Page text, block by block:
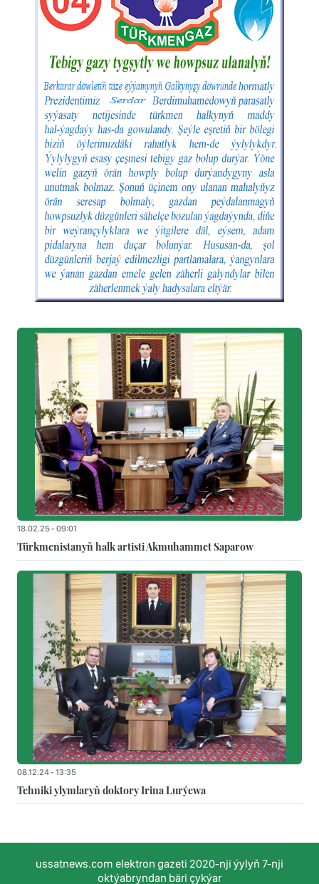
18.02.25 - 09:01
Türkmenistanyň halk artisti Akmuhammet Saparow
08.12.24 - 13:35
Tehniki ylymlaryň doktory Irina Lurýewa
ussatnews.com elektron gazeti 2020-nji ýylyň 7-nji
oktýabryndan bäri çykýar